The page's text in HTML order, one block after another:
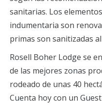
sanitarias. Los
indumentaria son
primas son sanitizadas
Rosell Boher Lodge se
de las mejores zonas
rodeado de unas 40
Cuenta hoy con un